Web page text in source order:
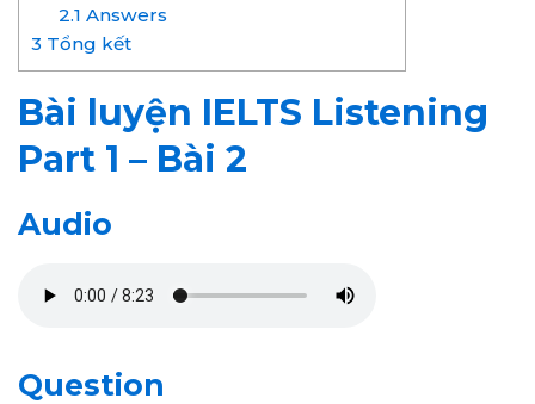
2.1 Answers
3 Tổng kết
Bài luyện IELTS Listening
Part 1 – Bài 2
Audio
Question